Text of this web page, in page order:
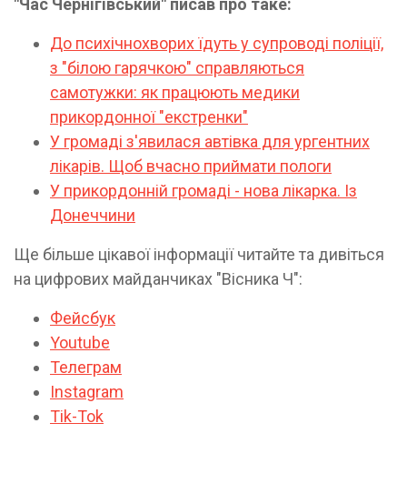
До психічнохворих їдуть у супроводі поліції,
з "білою гарячкою" справляються
самотужки: як працюють медики
прикордонної "екстренки"
У громаді з'явилася автівка для ургентних
лікарів. Щоб вчасно приймати пологи
У прикордонній громаді - нова лікарка. Із
Донеччини
Ще більше цікавої інформації читайте та дивіться
на цифрових майданчиках "Вісника Ч":
Фейсбук
Youtube
Телеграм
Instagram
Tik-Tok